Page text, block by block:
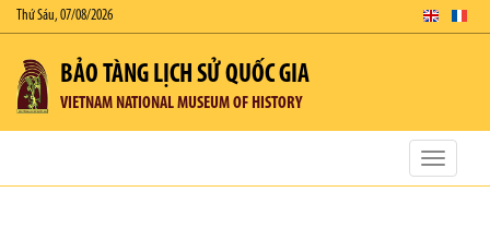
Thứ Sáu, 07/08/2026
BẢO TÀNG LỊCH SỬ QUỐC GIA
VIETNAM NATIONAL MUSEUM OF HISTORY
Toggle